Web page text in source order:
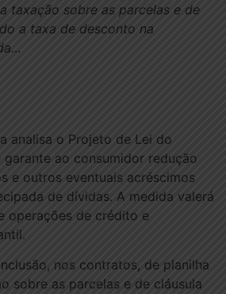
taxação sobre as parcelas e de
a taxa de desconto na
analisa o Projeto de Lei do
garante ao consumidor redução
e outros eventuais acréscimos
de dívidas. A medida valerá
operações de crédito e
nos contratos, de planilha
sobre as parcelas e de cláusula